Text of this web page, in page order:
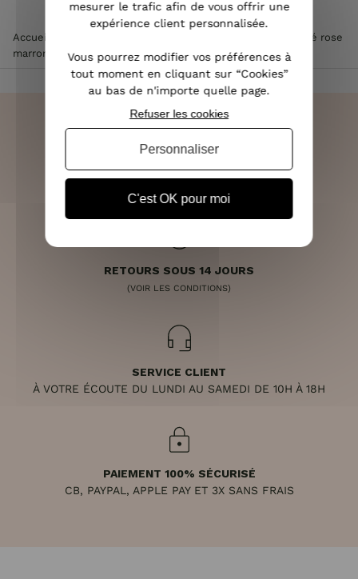
Accueil
Robe imprimé rose
marron et bleu
LIVRAISON RAPIDE
RETOURS SOUS 14 JOURS
(VOIR LES CONDITIONS)
SERVICE CLIENT
À VOTRE ÉCOUTE DU LUNDI AU SAMEDI DE 10H À 18H
PAIEMENT 100% SÉCURISÉ
CB, PAYPAL, APPLE PAY ET 3X SANS FRAIS
mesurer le trafic afin de vous offrir une
expérience client personnalisée.
Vous pourrez modifier vos préférences à
tout moment en cliquant sur “Cookies”
au bas de n'importe quelle page.
C'est OK pour moi
Refuser les cookies
Personnaliser